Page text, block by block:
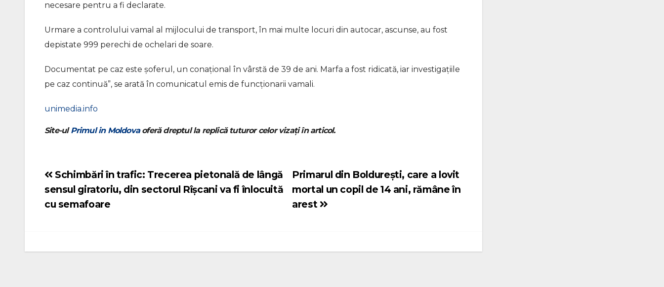
necesare pentru a fi declarate.
Urmare a controlului vamal al mijlocului de transport, în mai multe locuri din autocar, ascunse, au fost
depistate 999 perechi de ochelari de soare.
Documentat pe caz este șoferul, un conațional în vârstă de 39 de ani. Marfa a fost ridicată, iar investigațiile
pe caz continuă”, se arată în comunicatul emis de funcționarii vamali.
unimedia.info
Site-ulPrimul in Moldovaoferă dreptul la replică tuturor celor vizați în articol.
Navigare
în
Primarul din Boldurești, care a lovit
mortal un copil de 14 ani, rămâne în
arest
Schimbări în trafic: Trecerea pietonală de lângă
sensul giratoriu, din sectorul Rîșcani va fi înlocuită
cu semafoare